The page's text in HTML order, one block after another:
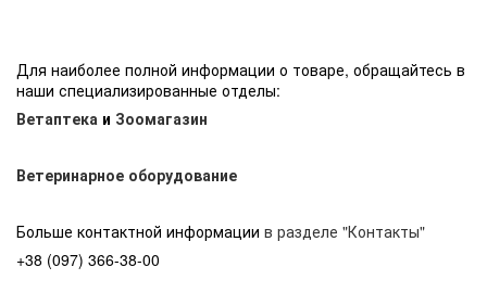
Для наиболее полной информации о товаре, обращайтесь в
наши специализированные отделы:
Ветаптека и Зоомагазин
Ветеринарное оборудование
Больше контактной информации в разделе "Контакты"
+38 (097) 366-38-00